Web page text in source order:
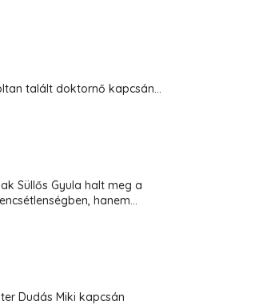
talált doktornő kapcsán...
Süllős Gyula halt meg a
hanem...
Dudás Miki kapcsán